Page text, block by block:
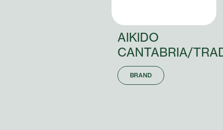
AIKIDO
CANTABRIA/
BRAND